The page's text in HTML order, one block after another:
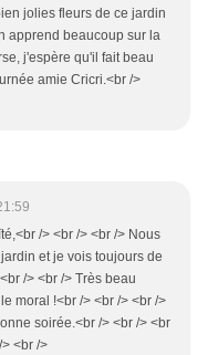
jolies fleurs de ce jardin
apprend beaucoup sur la
j'espère qu'il fait beau
amie Cricri.<br />
/> <br /> <br /> Nous
et je vois toujours de
/> <br /> Très beau
moral !<br /> <br /> <br />
soirée.<br /> <br /> <br
<br />